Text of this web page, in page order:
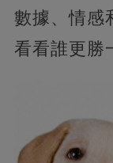
數據、情感
看看誰更勝